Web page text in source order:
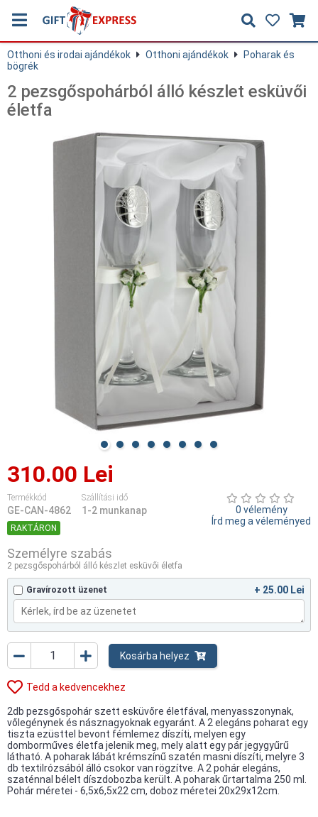
Otthoni és irodai ajándékok Otthoni ajándékok
Poharak és
bögrék
2 pezsgőspohárból álló készlet esküvői
életfa
310.00 Lei
Termékkód
GE-CAN-4862
Szállítási idő
1-2 munkanap
RAKTÁRON
0 vélemény
Írd meg a véleményed
Személyre szabás
2 pezsgőspohárból álló készlet esküvői életfa
Gravírozott üzenet + 25.00 Lei
Kosárba helyez
Tedd a kedvencekhez
2db pezsgőspohár szett esküvőre életfával, menyasszonynak,
vőlegénynek és násznagyoknak egyaránt. A 2 elegáns poharat egy
tiszta ezüsttel bevont fémlemez díszíti, melyen egy
domborműves életfa jelenik meg, mely alatt egy pár jegygyűrű
látható. A poharak lábát krémszínű szatén masni díszíti, melyre 3
db textilrózsából álló csokor van rögzítve. A 2 pohár elegáns,
szaténnal bélelt díszdobozba került. A poharak űrtartalma 250 ml.
Pohár méretei - 6,5x6,5x22 cm, doboz méretei 20x29x12cm.